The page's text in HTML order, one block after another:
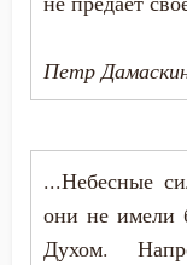
Крестное
Кротость
Петр
...Небесные
они не имели
Духом.